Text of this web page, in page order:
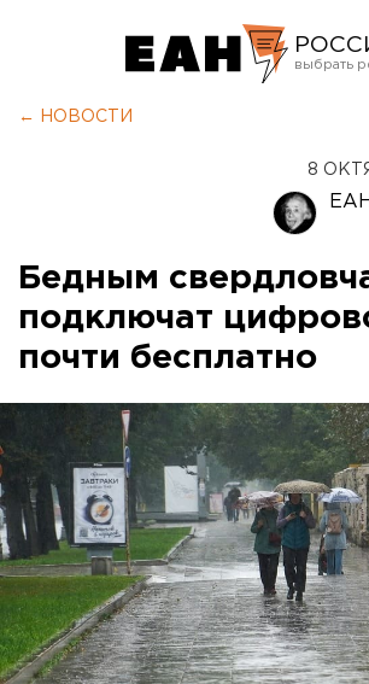
← НОВОСТИ
8
Бедным
подключат
почти бесплатно